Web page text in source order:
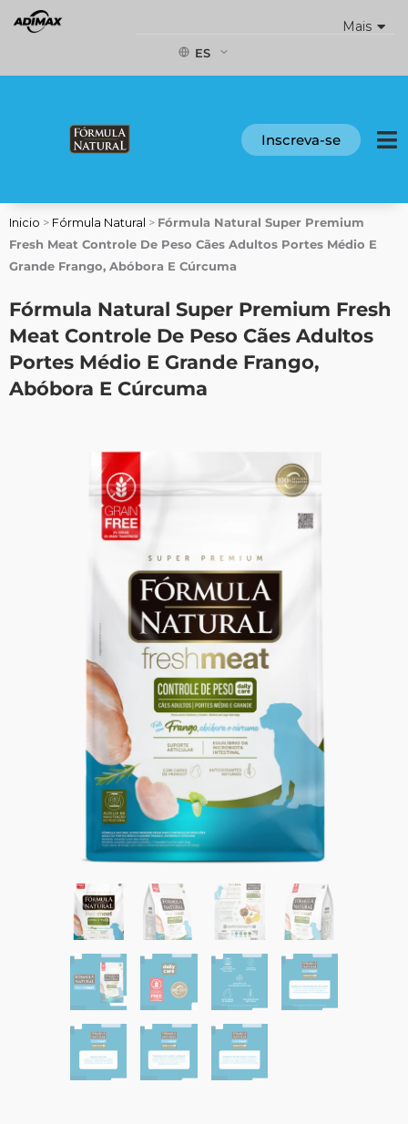
Mais
ES
Inscreva-se
Inicio > Fórmula Natural > Fórmula Natural Super Premium
Fresh Meat Controle De Peso Cães Adultos Portes Médio E
Grande Frango, Abóbora E Cúrcuma
Fórmula Natural Super Premium Fresh
Meat Controle De Peso Cães Adultos
Portes Médio E Grande Frango,
Abóbora E Cúrcuma